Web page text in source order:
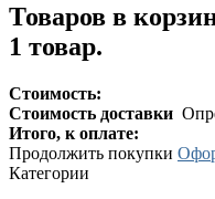
Товаров в
1 товар.
Стоимость:
Стоимость доставки
Итого, к оплате:
Продолжить покупки
Категории